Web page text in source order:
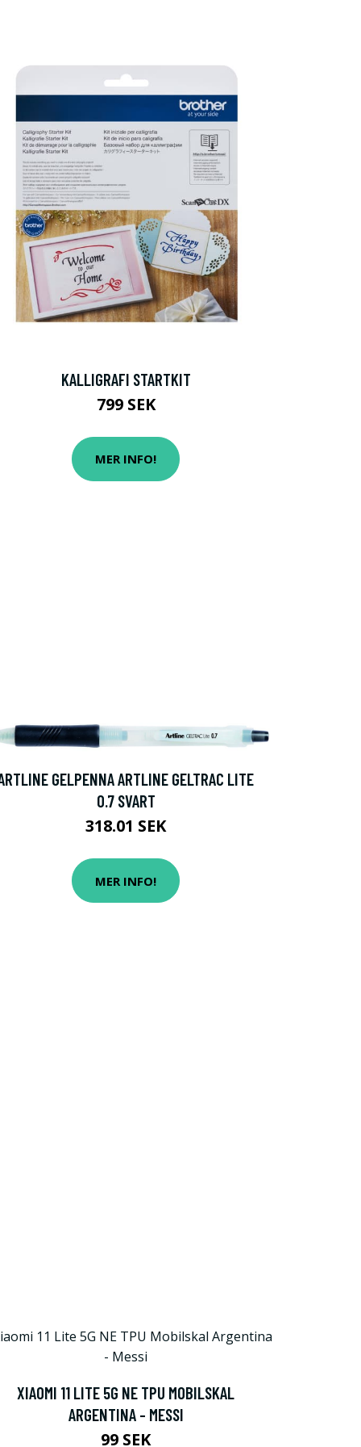
KALLIGRAFI STARTKIT
799 SEK
MER INFO!
GELPENNA ARTLINE GELTRAC LITE
0.7 SVART
318.01 SEK
MER INFO!
XIAOMI 11 LITE 5G NE TPU MOBILSKAL
ARGENTINA - MESSI
99 SEK